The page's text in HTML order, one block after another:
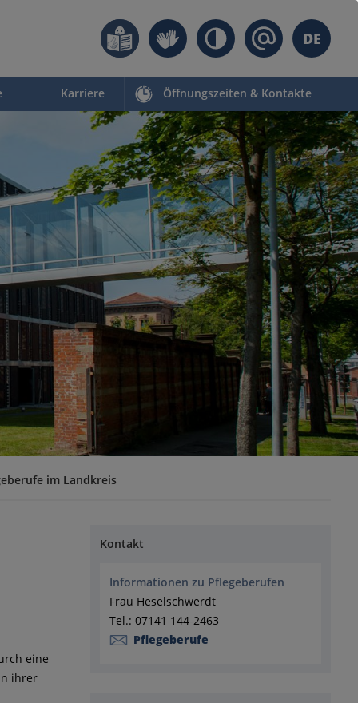
DE
Karriere Öffnungszeiten & Kontakte
im Landkreis
eine
ihrer
Kontakt
Informationen zu Pflegeberufen
Frau Heselschwerdt
Tel.: 07141 144-2463
Pflegeberufe